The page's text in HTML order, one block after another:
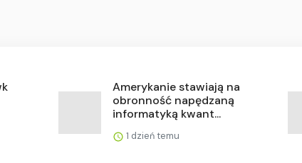
Amerykanie stawiają na
obronność napędzaną
informatyką kwant...
1 dzień temu